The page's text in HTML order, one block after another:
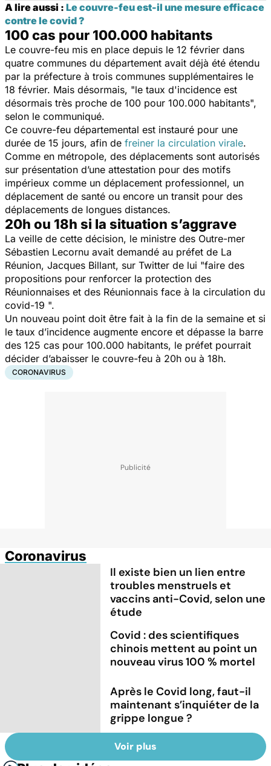
A lire aussi : Le couvre-feu est-il une mesure efficace
contre le covid ?
100 cas pour 100.000 habitants
Le couvre-feu mis en place depuis le 12 février dans
quatre communes du département avait déjà été étendu
par la préfecture à trois communes supplémentaires le
18 février. Mais désormais, "le taux d'incidence est
désormais très proche de 100 pour 100.000 habitants",
selon le communiqué.
Ce couvre-feu départemental est instauré pour une
durée de 15 jours, afin de freiner la circulation virale.
Comme en métropole, des déplacements sont autorisés
sur présentation d’une attestation pour des motifs
impérieux comme un déplacement professionnel, un
déplacement de santé ou encore un transit pour des
déplacements de longues distances.
20h ou 18h si la situation s’aggrave
La veille de cette décision, le ministre des Outre-mer
Sébastien Lecornu avait demandé au préfet de La
Réunion, Jacques Billant, sur Twitter de lui "faire des
propositions pour renforcer la protection des
Réunionnaises et des Réunionnais face à la circulation du
covid-19 ".
Un nouveau point doit être fait à la fin de la semaine et si
le taux d’incidence augmente encore et dépasse la barre
des 125 cas pour 100.000 habitants, le préfet pourrait
décider d’abaisser le couvre-feu à 20h ou à 18h.
CORONAVIRUS
Coronavirus
Il existe bien un lien entre
troubles menstruels et
vaccins anti-Covid, selon une
étude
Covid : des scientifiques
chinois mettent au point un
nouveau virus 100 % mortel
Après le Covid long, faut-il
maintenant s’inquiéter de la
grippe longue ?
Voir plus